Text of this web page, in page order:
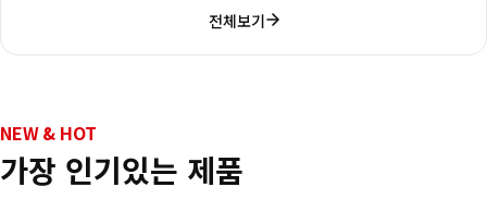
전체보기
NEW & HOT
가장 인기있는 제품